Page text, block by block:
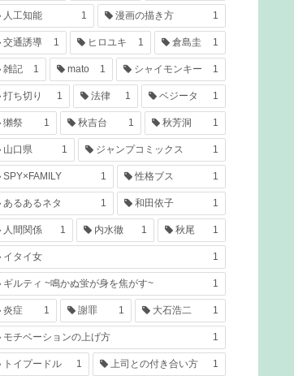
人工知能 1 漫画の描き方 1
交通誘導 1 ヒロユキ 1 倉島圭 1
雑記 1 mato 1 シャイモンキー 1
打ち切り 1 法律 1 ベジータ 1
獺祭 1 秋吉台 1 秋芳洞 1
山口県 1 ジャンプコミックス 1
SPY×FAMILY 1 性格ブス 1
あるあるネタ 1 和田依子 1
人間関係 1 内水徹 1 秋尾 1
イタイ女 1
ギルティ ~鳴かぬ蛍が身を焦がす~ 1
炎症 1 謝罪 1 大石浩二 1
モチベーションの上げ方 1
トイプードル 1 上司との付き合い方 1